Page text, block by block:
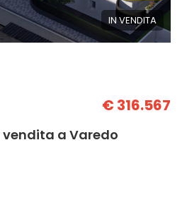
IN VENDITA
€ 316.567
a Varedo